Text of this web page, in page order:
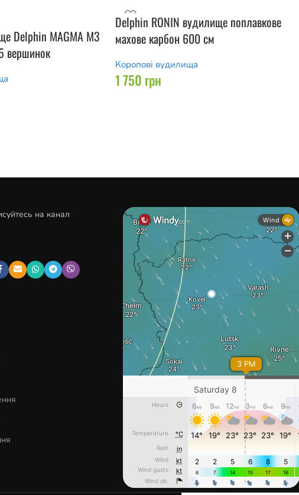
Delphin MAGMA M3
вершинок
Delphin RONIN вудилище поплавкове
махове карбон 600 см
Коропові вудилища
1 750 грн
на канал